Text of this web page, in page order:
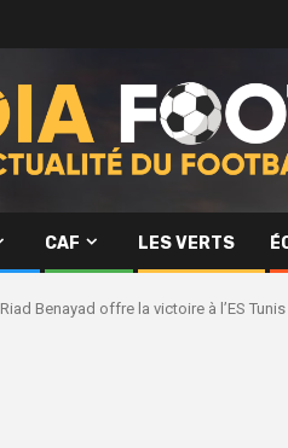
CAF LES VERTS
Riad Benayad offre la victoire à l’ES